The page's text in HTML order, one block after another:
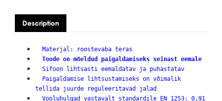
Description
Materjal: roostevaba teras
Toode on mõeldud paigaldamiseks seinast eemale
Sifoon lihtsasti eemaldatav ja puhastatav
Paigaldamise lihtsustamiseks on võimalik
tellida juurde reguleeritavad jalad
Vooluhulgad vastavalt standardile EN 1253: 0,91